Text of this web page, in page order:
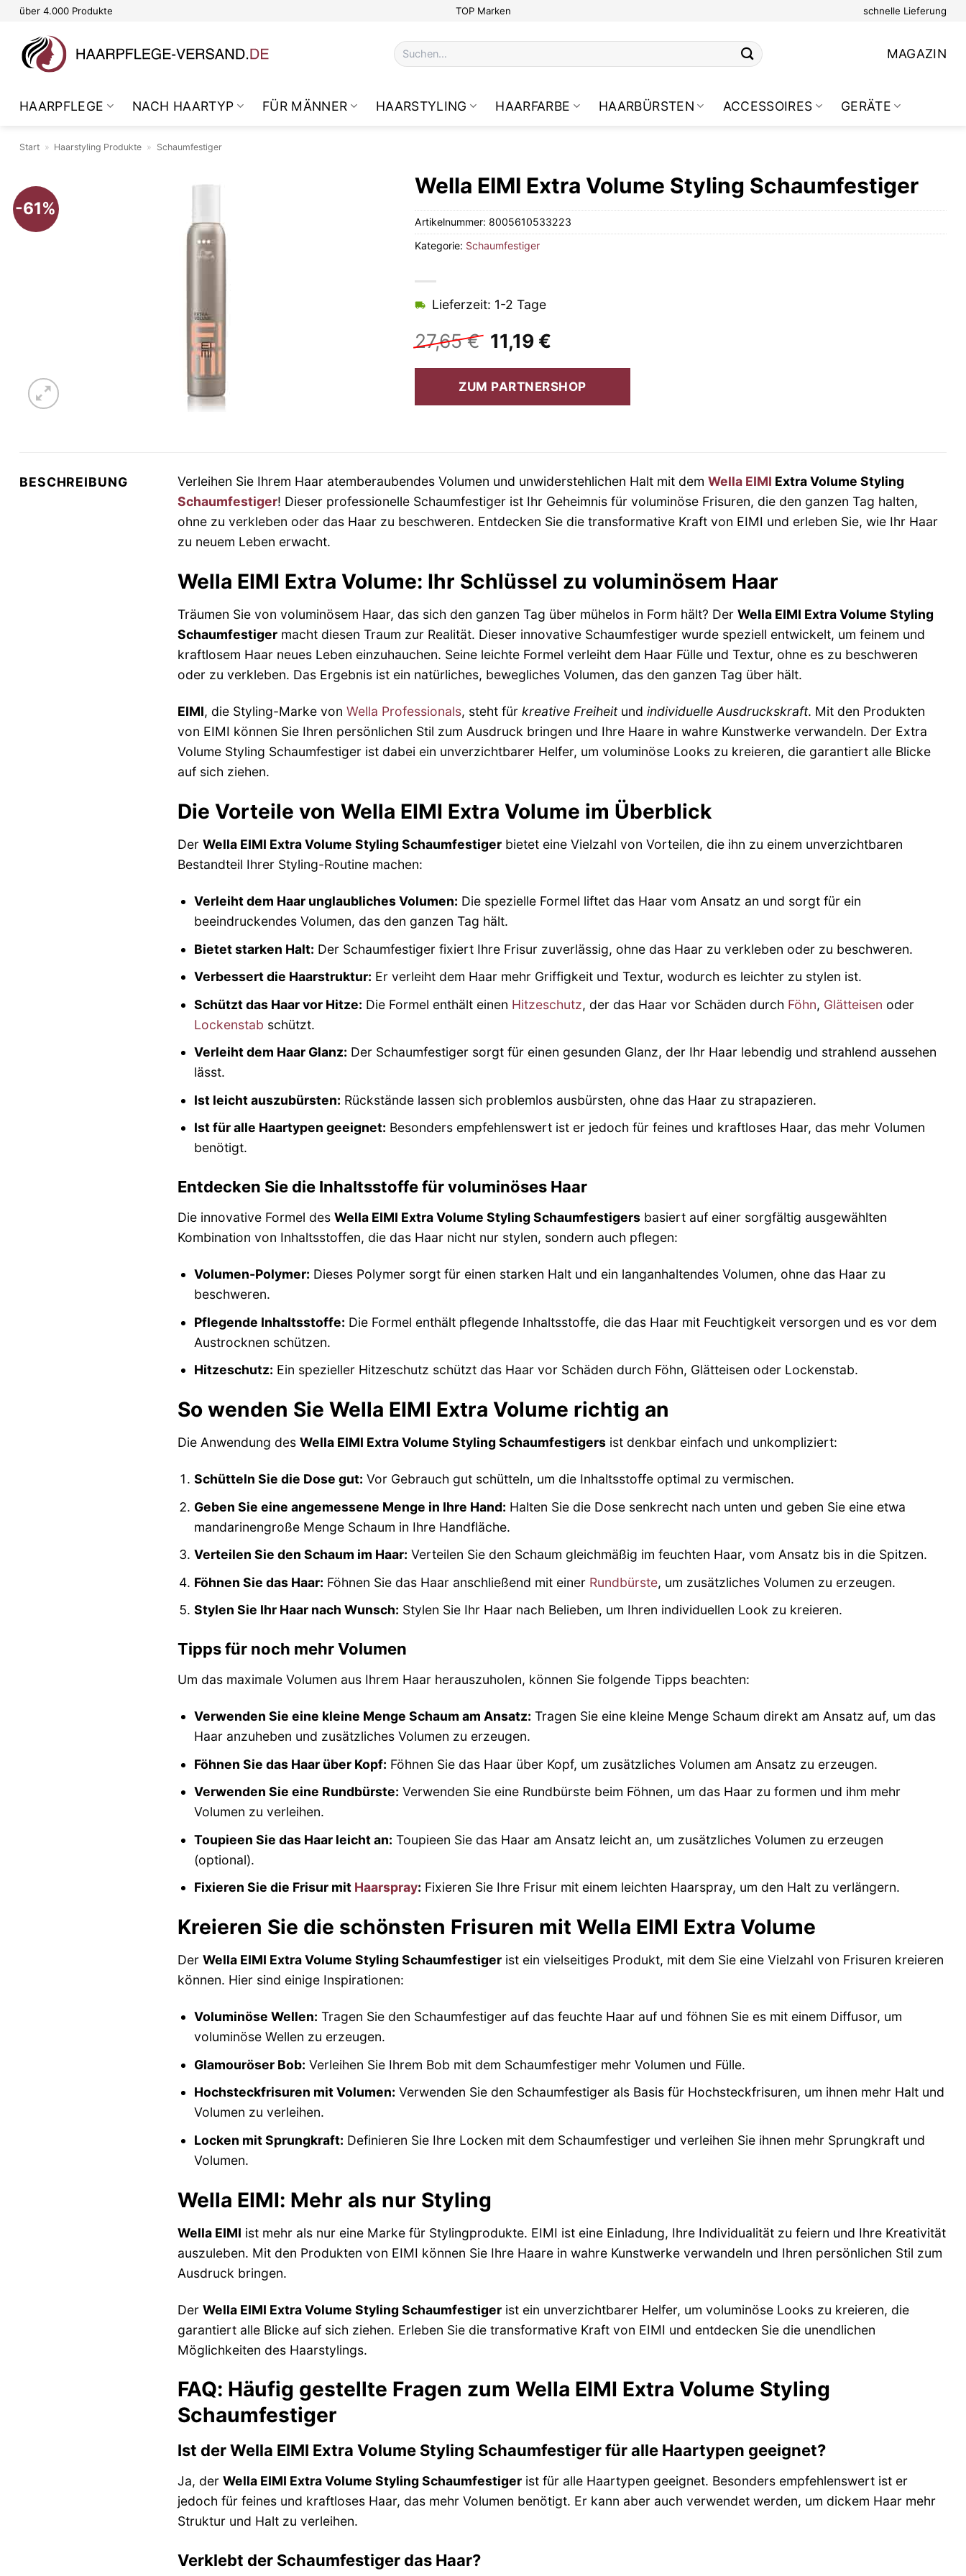
Zum
springen
über 4.000 Produkte TOP Marken schnelle Lieferung
Suchen
nach:
MAGAZIN
HAARPFLEGE NACH HAARTYP FÜR MÄNNER HAARSTYLING HAARFARBE HAARBÜRSTEN ACCESSOIRES GERÄTE
Start » Haarstyling Produkte » Schaumfestiger
-61%
Wella EIMI Extra Volume Styling Schaumfestiger
27,65€ Ursprünglicher
Preis
war:
27,65 €
11,19 €Aktueller
ist:
11,19 €.
Lieferzeit: 1-2 Tage
ZUM PARTNERSHOP
Artikelnummer: 8005610533223
Kategorie: Schaumfestiger
BESCHREIBUNG Verleihen Sie Ihrem Haar atemberaubendes Volumen und unwiderstehlichen Halt mit dem Wella EIMI Extra Volume Styling
Schaumfestiger! Dieser professionelle Schaumfestiger ist Ihr Geheimnis für voluminöse Frisuren, die den ganzen Tag halten,
ohne zu verkleben oder das Haar zu beschweren. Entdecken Sie die transformative Kraft von EIMI und erleben Sie, wie Ihr Haar
zu neuem Leben erwacht.
Wella EIMI Extra Volume: Ihr Schlüssel zu voluminösem Haar
Träumen Sie von voluminösem Haar, das sich den ganzen Tag über mühelos in Form hält? Der Wella EIMI Extra Volume Styling
Schaumfestiger macht diesen Traum zur Realität. Dieser innovative Schaumfestiger wurde speziell entwickelt, um feinem und
kraftlosem Haar neues Leben einzuhauchen. Seine leichte Formel verleiht dem Haar Fülle und Textur, ohne es zu beschweren
oder zu verkleben. Das Ergebnis ist ein natürliches, bewegliches Volumen, das den ganzen Tag über hält.
EIMI, die Styling-Marke von Wella Professionals, steht für kreative Freiheitund individuelle Ausdruckskraft. Mit den Produkten
von EIMI können Sie Ihren persönlichen Stil zum Ausdruck bringen und Ihre Haare in wahre Kunstwerke verwandeln. Der Extra
Volume Styling Schaumfestiger ist dabei ein unverzichtbarer Helfer, um voluminöse Looks zu kreieren, die garantiert alle Blicke
auf sich ziehen.
Die Vorteile von Wella EIMI Extra Volume im Überblick
Der Wella EIMI Extra Volume Styling Schaumfestiger bietet eine Vielzahl von Vorteilen, die ihn zu einem unverzichtbaren
Bestandteil Ihrer Styling-Routine machen:
Verleiht dem Haar unglaubliches Volumen: Die spezielle Formel liftet das Haar vom Ansatz an und sorgt für ein
beeindruckendes Volumen, das den ganzen Tag hält.
Bietet starken Halt: Der Schaumfestiger fixiert Ihre Frisur zuverlässig, ohne das Haar zu verkleben oder zu beschweren.
Verbessert die Haarstruktur: Er verleiht dem Haar mehr Griffigkeit und Textur, wodurch es leichter zu stylen ist.
Schützt das Haar vor Hitze: Die Formel enthält einen Hitzeschutz, der das Haar vor Schäden durch Föhn, Glätteisen oder
Lockenstab schützt.
Verleiht dem Haar Glanz: Der Schaumfestiger sorgt für einen gesunden Glanz, der Ihr Haar lebendig und strahlend aussehen
lässt.
Ist leicht auszubürsten: Rückstände lassen sich problemlos ausbürsten, ohne das Haar zu strapazieren.
Ist für alle Haartypen geeignet: Besonders empfehlenswert ist er jedoch für feines und kraftloses Haar, das mehr Volumen
benötigt.
Entdecken Sie die Inhaltsstoffe für voluminöses Haar
Die innovative Formel des Wella EIMI Extra Volume Styling Schaumfestigers basiert auf einer sorgfältig ausgewählten
Kombination von Inhaltsstoffen, die das Haar nicht nur stylen, sondern auch pflegen:
Volumen-Polymer: Dieses Polymer sorgt für einen starken Halt und ein langanhaltendes Volumen, ohne das Haar zu
beschweren.
Pflegende Inhaltsstoffe: Die Formel enthält pflegende Inhaltsstoffe, die das Haar mit Feuchtigkeit versorgen und es vor dem
Austrocknen schützen.
Hitzeschutz: Ein spezieller Hitzeschutz schützt das Haar vor Schäden durch Föhn, Glätteisen oder Lockenstab.
So wenden Sie Wella EIMI Extra Volume richtig an
Die Anwendung des Wella EIMI Extra Volume Styling Schaumfestigers ist denkbar einfach und unkompliziert:
Schütteln Sie die Dose gut: Vor Gebrauch gut schütteln, um die Inhaltsstoffe optimal zu vermischen.
Geben Sie eine angemessene Menge in Ihre Hand: Halten Sie die Dose senkrecht nach unten und geben Sie eine etwa
mandarinengroße Menge Schaum in Ihre Handfläche.
Verteilen Sie den Schaum im Haar: Verteilen Sie den Schaum gleichmäßig im feuchten Haar, vom Ansatz bis in die Spitzen.
Föhnen Sie das Haar: Föhnen Sie das Haar anschließend mit einer Rundbürste, um zusätzliches Volumen zu erzeugen.
Stylen Sie Ihr Haar nach Wunsch: Stylen Sie Ihr Haar nach Belieben, um Ihren individuellen Look zu kreieren.
Tipps für noch mehr Volumen
Um das maximale Volumen aus Ihrem Haar herauszuholen, können Sie folgende Tipps beachten:
Verwenden Sie eine kleine Menge Schaum am Ansatz: Tragen Sie eine kleine Menge Schaum direkt am Ansatz auf, um das
Haar anzuheben und zusätzliches Volumen zu erzeugen.
Föhnen Sie das Haar über Kopf: Föhnen Sie das Haar über Kopf, um zusätzliches Volumen am Ansatz zu erzeugen.
Verwenden Sie eine Rundbürste: Verwenden Sie eine Rundbürste beim Föhnen, um das Haar zu formen und ihm mehr
Volumen zu verleihen.
Toupieen Sie das Haar leicht an: Toupieen Sie das Haar am Ansatz leicht an, um zusätzliches Volumen zu erzeugen
(optional).
Fixieren Sie die Frisur mit Haarspray: Fixieren Sie Ihre Frisur mit einem leichten Haarspray, um den Halt zu verlängern.
Kreieren Sie die schönsten Frisuren mit Wella EIMI Extra Volume
Der Wella EIMI Extra Volume Styling Schaumfestiger ist ein vielseitiges Produkt, mit dem Sie eine Vielzahl von Frisuren kreieren
können. Hier sind einige Inspirationen:
Voluminöse Wellen: Tragen Sie den Schaumfestiger auf das feuchte Haar auf und föhnen Sie es mit einem Diffusor, um
voluminöse Wellen zu erzeugen.
Glamouröser Bob: Verleihen Sie Ihrem Bob mit dem Schaumfestiger mehr Volumen und Fülle.
Hochsteckfrisuren mit Volumen: Verwenden Sie den Schaumfestiger als Basis für Hochsteckfrisuren, um ihnen mehr Halt und
Volumen zu verleihen.
Locken mit Sprungkraft: Definieren Sie Ihre Locken mit dem Schaumfestiger und verleihen Sie ihnen mehr Sprungkraft und
Volumen.
Wella EIMI: Mehr als nur Styling
Wella EIMI ist mehr als nur eine Marke für Stylingprodukte. EIMI ist eine Einladung, Ihre Individualität zu feiern und Ihre Kreativität
auszuleben. Mit den Produkten von EIMI können Sie Ihre Haare in wahre Kunstwerke verwandeln und Ihren persönlichen Stil zum
Ausdruck bringen.
Der Wella EIMI Extra Volume Styling Schaumfestiger ist ein unverzichtbarer Helfer, um voluminöse Looks zu kreieren, die
garantiert alle Blicke auf sich ziehen. Erleben Sie die transformative Kraft von EIMI und entdecken Sie die unendlichen
Möglichkeiten des Haarstylings.
FAQ: Häufig gestellte Fragen zum Wella EIMI Extra Volume Styling
Schaumfestiger
Ist der Wella EIMI Extra Volume Styling Schaumfestiger für alle Haartypen geeignet?
Ja, der Wella EIMI Extra Volume Styling Schaumfestiger ist für alle Haartypen geeignet. Besonders empfehlenswert ist er
jedoch für feines und kraftloses Haar, das mehr Volumen benötigt. Er kann aber auch verwendet werden, um dickem Haar mehr
Struktur und Halt zu verleihen.
Verklebt der Schaumfestiger das Haar?